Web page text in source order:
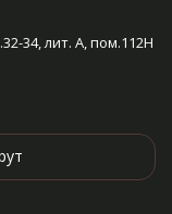
34, лит. А, пом.112Н